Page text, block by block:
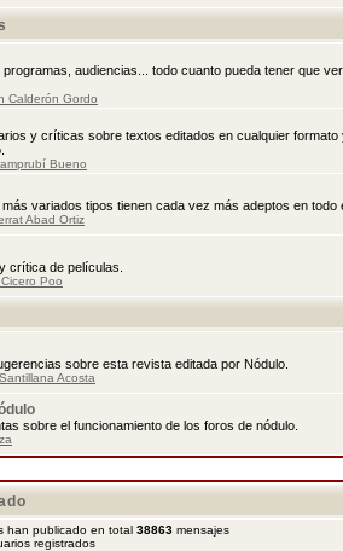
programas, audiencias... todo cuanto pueda tener que
Calderón Gordo
y críticas sobre textos editados en cualquier
Bueno
más variados tipos tienen cada vez más adeptos en todo
Abad Ortiz
crítica de películas.
Poo
sobre esta revista editada por Nódulo.
Acosta
sobre el funcionamiento de los foros de nódulo.
han publicado en total 38863 mensajes
registrados